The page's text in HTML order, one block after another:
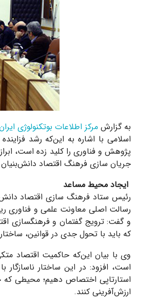
به گزارشمرکز اطلاعات بوتکنولوژی
اسلامی با اشاره به این‌که رشد
پژوهش و فناوری را کلید زده است،
جریان‌ سازی فرهنگ اقتصاد
ایجاد محیط مساعد
رئیس ستاد فرهنگ‌ سازی اقتصاد دانش
رسالت اصلی معاونت علمی و فناوری
که باید با تحول جدی در قوانین،
وی با بیان این‌که حاکمیت اقتصاد
است، افزود: در این ساختار
استارتاپی اختصاص دهیم؛ محیطی که
ارزش‌آفرینی کنند.